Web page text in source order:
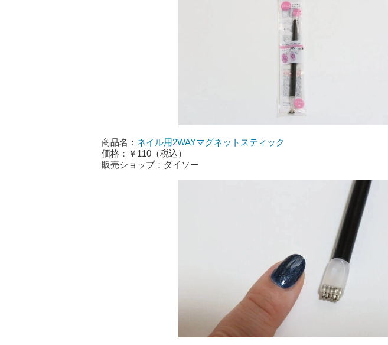
商品名： ネイル用2WAYマグネットスティック
価格：￥110（税込）
販売ショップ：ダイソー